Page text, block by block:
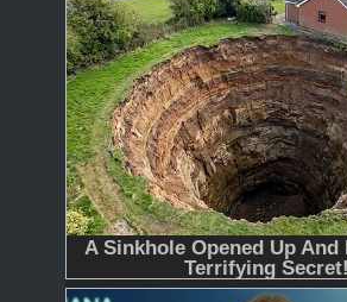
336 337 338 339 340
344 345 346 347 348
351 352 353 354 355
358 359 360 361 362
365 366 - Tập Cuối